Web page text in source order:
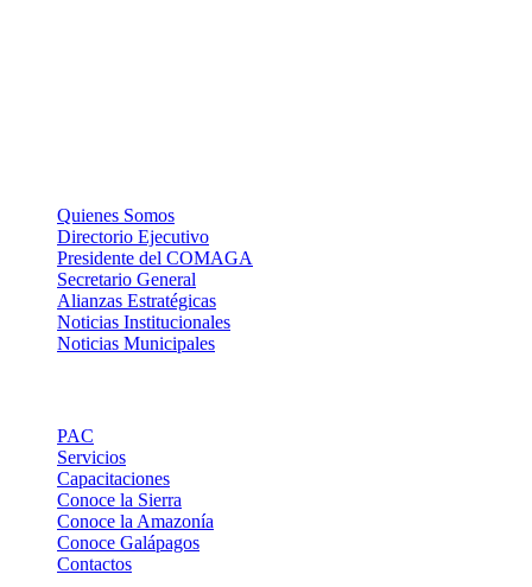
Quienes Somos
Directorio Ejecutivo
Presidente del COMAGA
Secretario General
Alianzas Estratégicas
Noticias Institucionales
Noticias Municipales
PAC
Servicios
Capacitaciones
Conoce la Sierra
Conoce la Amazonía
Conoce Galápagos
Contactos